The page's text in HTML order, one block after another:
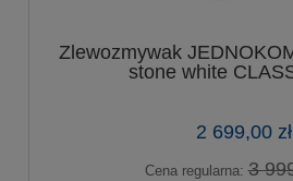
Zlewozmywak
stone white
2 699,00 zł
Cena regularna:3